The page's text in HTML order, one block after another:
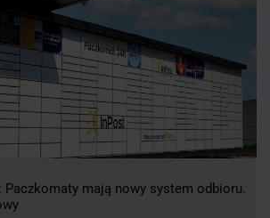
mają nowy system odbioru.